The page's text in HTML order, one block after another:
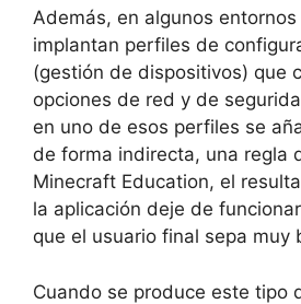
Además, en algunos
implantan perfiles de
(gestión de dispositivos) que
opciones de red y de
en uno de esos perfiles se
de forma indirecta, una regla
Minecraft Education, el
la aplicación deje de
que el usuario final sepa muy
Cuando se produce este tipo